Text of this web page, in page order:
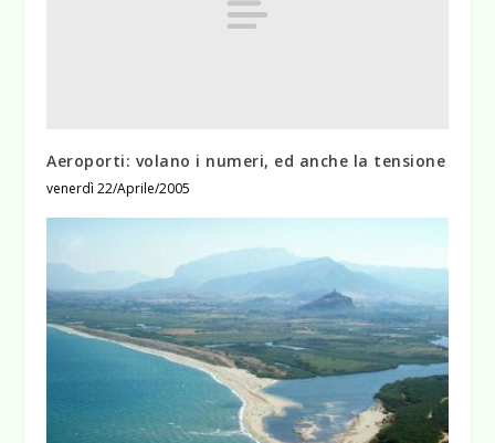
Aeroporti: volano i numeri, ed anche la tensione
venerdì 22/Aprile/2005